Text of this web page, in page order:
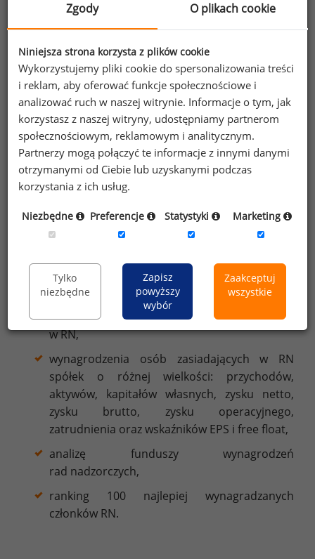
Lokum Deweloper SA 559 tys. PLN
rad nadzorczych w 2019 roku”
O raporcie
Wszystkie dane zaprezentowane w niniejszym
artykule pochodzą z raportu Sedlak Sedlak
„Wynagrodzenia członków rad nadzorczych w 2019
roku”. W badaniu przeprowadziliśmy analizę płac
członków rad nadzorczych z 335 spółek
notowanych na Giełdzie Papierów Wartościowych.
dane ogólne o wynagrodzeniach osób
zasiadających w RN,
wynagrodzenia osób pełniących różne funkcje
w RN,
wynagrodzenia osób zasiadających w RN
spółek o różnej wielkości: przychodów,
aktywów, kapitałów własnych, zysku netto,
zysku brutto, zysku operacyjnego,
zatrudnienia oraz wskaźników EPS i free float,
analizę funduszy wynagrodzeń
rad nadzorczych,
ranking 100 najlepiej wynagradzanych
członków RN.
Zgody O plikach cookie
Niniejsza strona korzysta z plików cookie
Wykorzystujemy pliki cookie do spersonalizowania treści
i reklam, aby oferować funkcje społecznościowe i
analizować ruch w naszej witrynie. Informacje o tym, jak
korzystasz z naszej witryny, udostępniamy partnerom
społecznościowym, reklamowym i analitycznym.
Partnerzy mogą połączyć te informacje z innymi danymi
otrzymanymi od Ciebie lub uzyskanymi podczas
korzystania z ich usług.
Niezbędne Preferencje Statystyki Marketing
Tylko
niezbędne
Zapisz
powyższy
wybór
Zaakceptuj
wszystkie